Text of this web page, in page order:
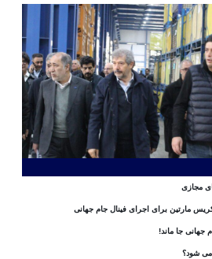
مجازی
مارتین برای اجرای فینال جام جهانی
جهانی جا ماند!
می شود؟